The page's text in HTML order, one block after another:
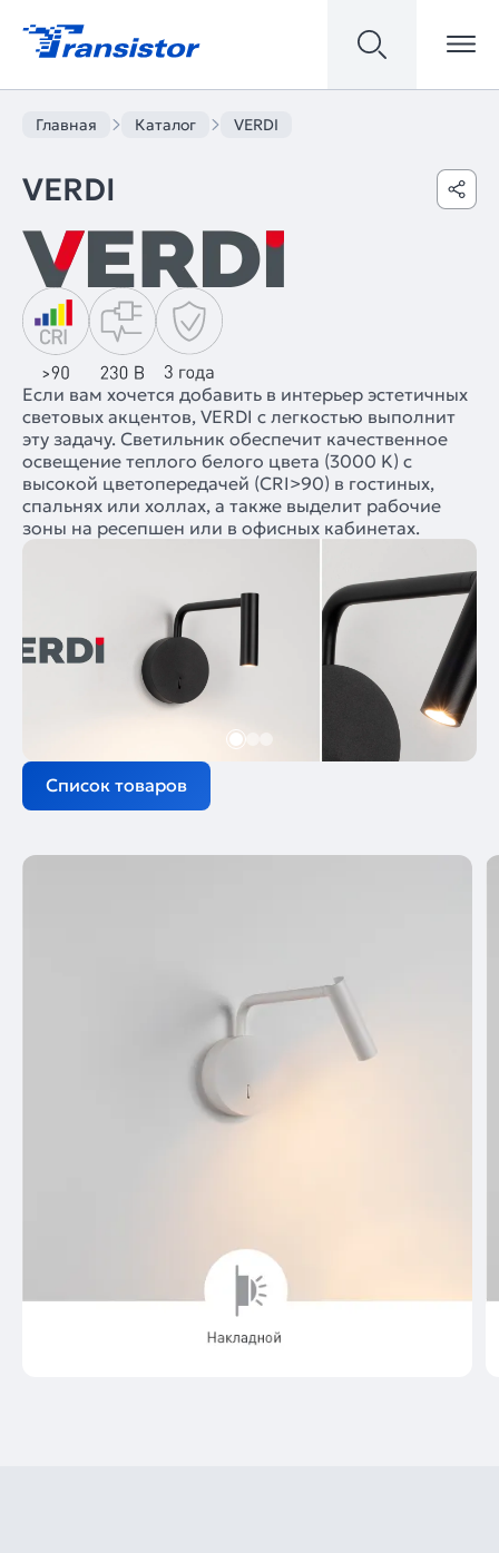
Главная Каталог VERDI
VERDI
Если вам хочется добавить в интерьер эстетичных
световых акцентов, VERDI с легкостью выполнит
эту задачу. Светильник обеспечит качественное
освещение теплого белого цвета (3000 K) с
высокой цветопередачей (CRI>90) в гостиных,
спальнях или холлах, а также выделит рабочие
зоны на ресепшен или в офисных кабинетах.
Список товаров